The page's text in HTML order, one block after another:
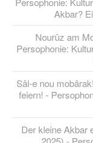
Akbar?
Nourûz am
Persophonie:
Sâl-e nou
feiern! -
Der kleine Akbar